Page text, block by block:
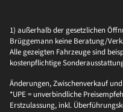
1) außerhalb der gesetzlichen
Brüggemann keine Beratung/
Alle gezeigten Fahrzeuge sind
kostenpflichtige
Änderungen, Zwischenverkauf
*UPE = unverbindliche
Erstzulassung, inkl.